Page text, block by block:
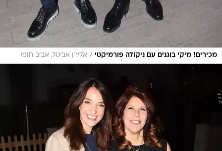
מכירים! מיקי בוגנים עם ניקולה פורמיקטי / אלירן אביטל, אביב חופי